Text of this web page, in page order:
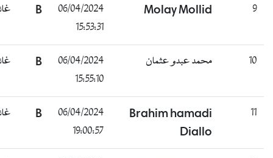
Molay Mollid
06/04/2024
15:53:31
B غائب
محمد عبدو عثمان
06/04/2024
15:55:10
B غائب
Brahim hamadi
Diallo
06/04/2024
19:00:57
B غائب